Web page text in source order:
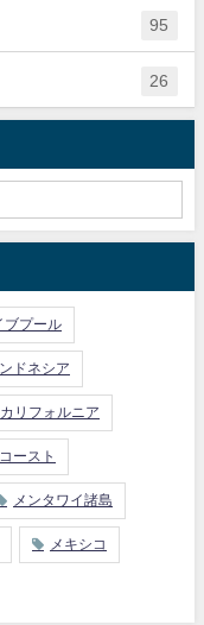
95
26
ブプール
ドネシア
カリフォルニア
ースト
メンタワイ諸島
メキシコ